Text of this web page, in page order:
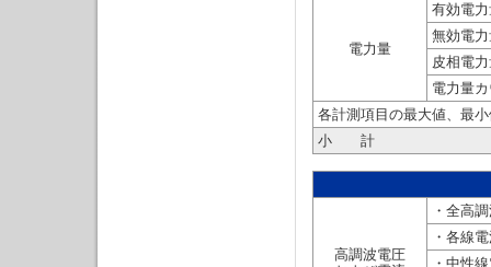
電力量
有効電
無効電
皮相電
電力量
各計測項目の最大値、最
小 計
高調波電圧
・全高
・各線
・中性